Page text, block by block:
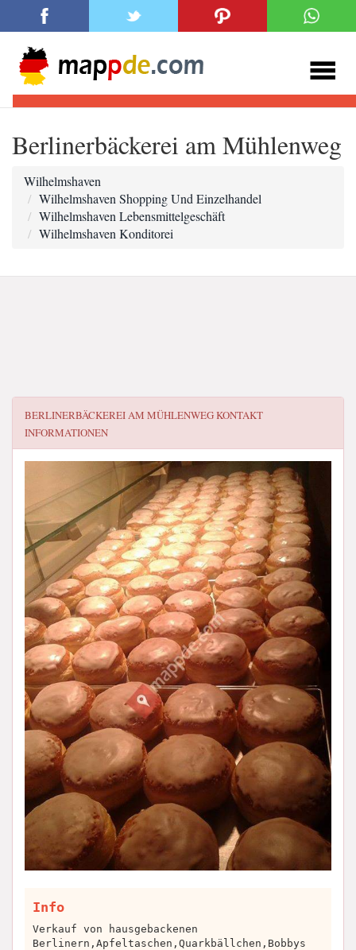
Berlinerbäckerei am Mühlenweg
Wilhelmshaven
Wilhelmshaven Shopping Und Einzelhandel
Wilhelmshaven Lebensmittelgeschäft
Wilhelmshaven Konditorei
BERLINERBÄCKEREI AM MÜHLENWEGKONTAKT
INFORMATIONEN
Info
Verkauf von hausgebackenen
Berlinern,Apfeltaschen,Quarkbällchen,Bobbys